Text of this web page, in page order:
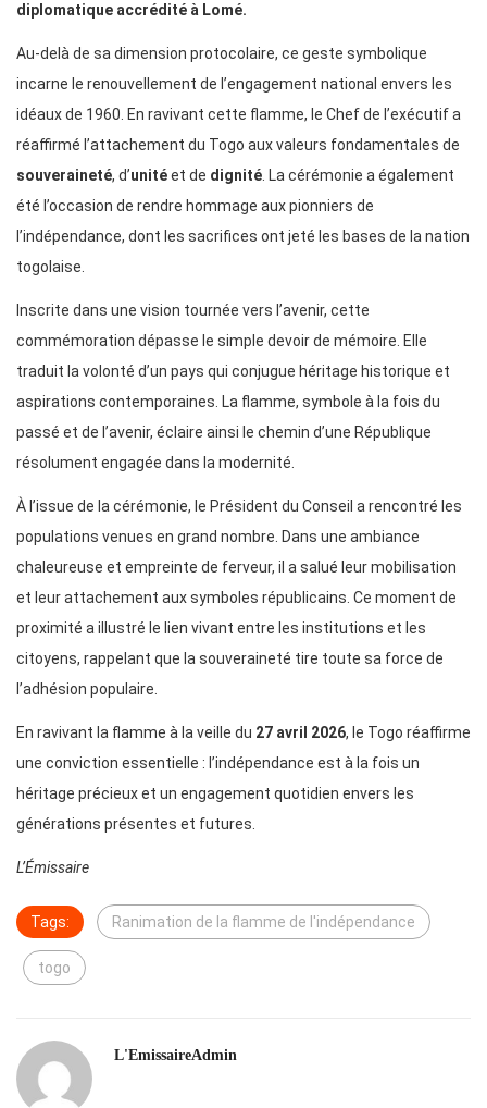
diplomatique accrédité à Lomé.
Au-delà de sa dimension protocolaire, ce geste symbolique
incarne le renouvellement de l’engagement national envers les
idéaux de 1960. En ravivant cette flamme, le Chef de l’exécutif a
réaffirmé l’attachement du Togo aux valeurs fondamentales de
souveraineté, d’unitéet de dignité. La cérémonie a également
été l’occasion de rendre hommage aux pionniers de
l’indépendance, dont les sacrifices ont jeté les bases de la nation
togolaise.
Inscrite dans une vision tournée vers l’avenir, cette
commémoration dépasse le simple devoir de mémoire. Elle
traduit la volonté d’un pays qui conjugue héritage historique et
aspirations contemporaines. La flamme, symbole à la fois du
passé et de l’avenir, éclaire ainsi le chemin d’une République
résolument engagée dans la modernité.
À l’issue de la cérémonie, le Président du Conseil a rencontré les
populations venues en grand nombre. Dans une ambiance
chaleureuse et empreinte de ferveur, il a salué leur mobilisation
et leur attachement aux symboles républicains. Ce moment de
proximité a illustré le lien vivant entre les institutions et les
citoyens, rappelant que la souveraineté tire toute sa force de
l’adhésion populaire.
En ravivant la flamme à la veille du 27 avril 2026, le Togo réaffirme
une conviction essentielle : l’indépendance est à la fois un
héritage précieux et un engagement quotidien envers les
générations présentes et futures.
L’Émissaire
Tags: Ranimation de la flamme de l'indépendance
togo
L'EmissaireAdmin